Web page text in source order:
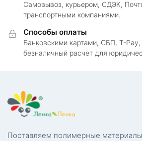
Самовывоз, курьером, СДЭК,
транспортными компаниями.
Способы оплаты
Банковскими картами, СБП, T-
безналичный расчет для
Поставляем полимерные материалы